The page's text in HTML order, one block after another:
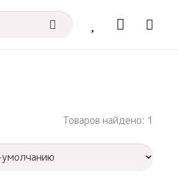
Товаров найдено: 1